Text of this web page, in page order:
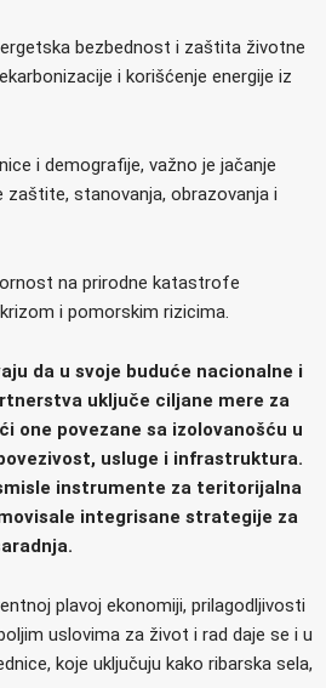
bezbednost i zaštita životne
i korišćenje energije iz
i demografije, važno je jačanje
zaštite, stanovanja, obrazovanja i
na prirodne katastrofe
i pomorskim rizicima.
da u svoje buduće nacionalne i
uključe ciljane mere za
one povezane sa izolovanošću u
usluge i infrastruktura.
instrumente za teritorijalna
integrisane strategije za
plavoj ekonomiji, prilagodljivosti
uslovima za život i rad daje se i u
koje uključuju kako ribarska sela,